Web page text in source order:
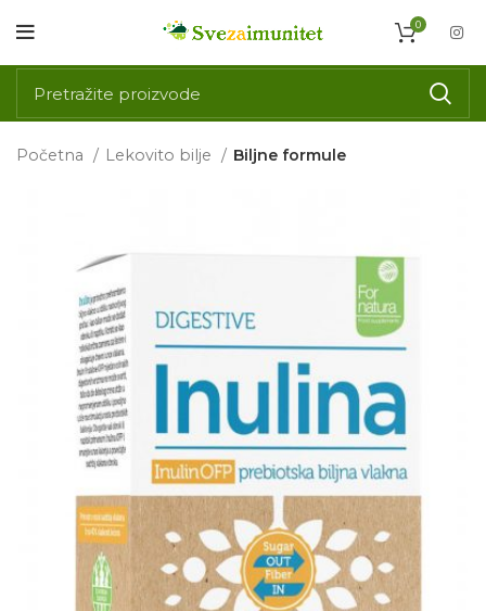
0
Početna Lekovito bilje Biljne formule